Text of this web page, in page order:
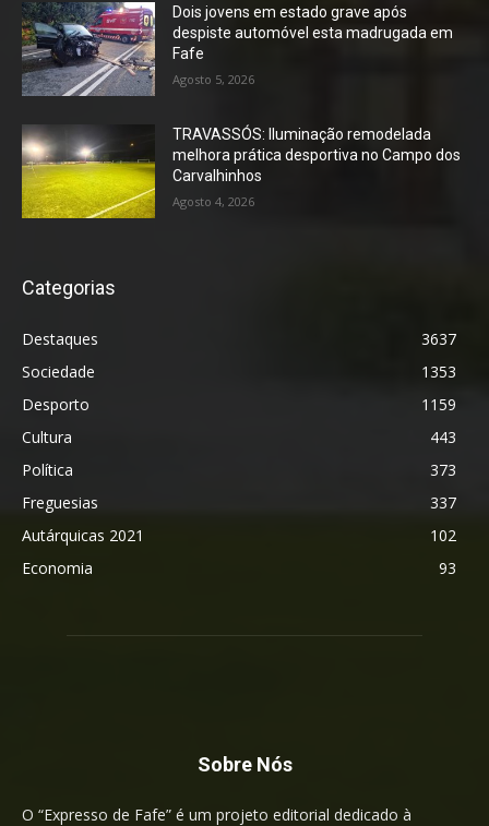
Dois jovens em estado grave após
despiste automóvel esta madrugada em
Fafe
Agosto 5, 2026
TRAVASSÓS: Iluminação remodelada
melhora prática desportiva no Campo dos
Carvalhinhos
Agosto 4, 2026
Categorias
Destaques
3637
Sociedade
1353
Desporto
1159
Cultura
443
Política
373
Freguesias
337
Autárquicas 2021
102
Economia
93
Sobre Nós
O “Expresso de Fafe” é um projeto editorial dedicado à